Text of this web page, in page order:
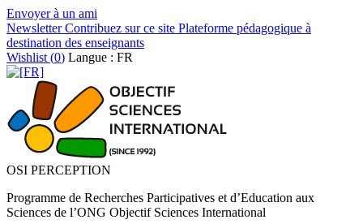
Envoyer à un ami
NewsletterContribuez sur ce site Plateforme pédagogique à
destination des enseignants
Wishlist (0) Langue : FR
OSI PERCEPTION
Programme de Recherches Participatives et d’Education aux
Sciences de l’ONG Objectif Sciences International